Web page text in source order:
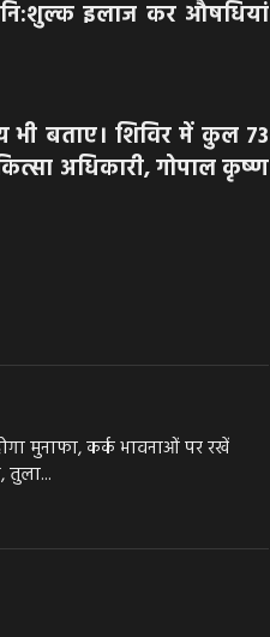
नि:शुल्क इलाज कर औषधियां
भी बताए। शिविर में कुल 73
अधिकारी, गोपाल कृष्ण
मुनाफा, कर्क भावनाओं पर रखें
तुला...